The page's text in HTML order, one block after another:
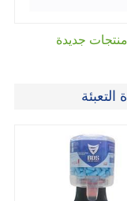
منتجات جديدة